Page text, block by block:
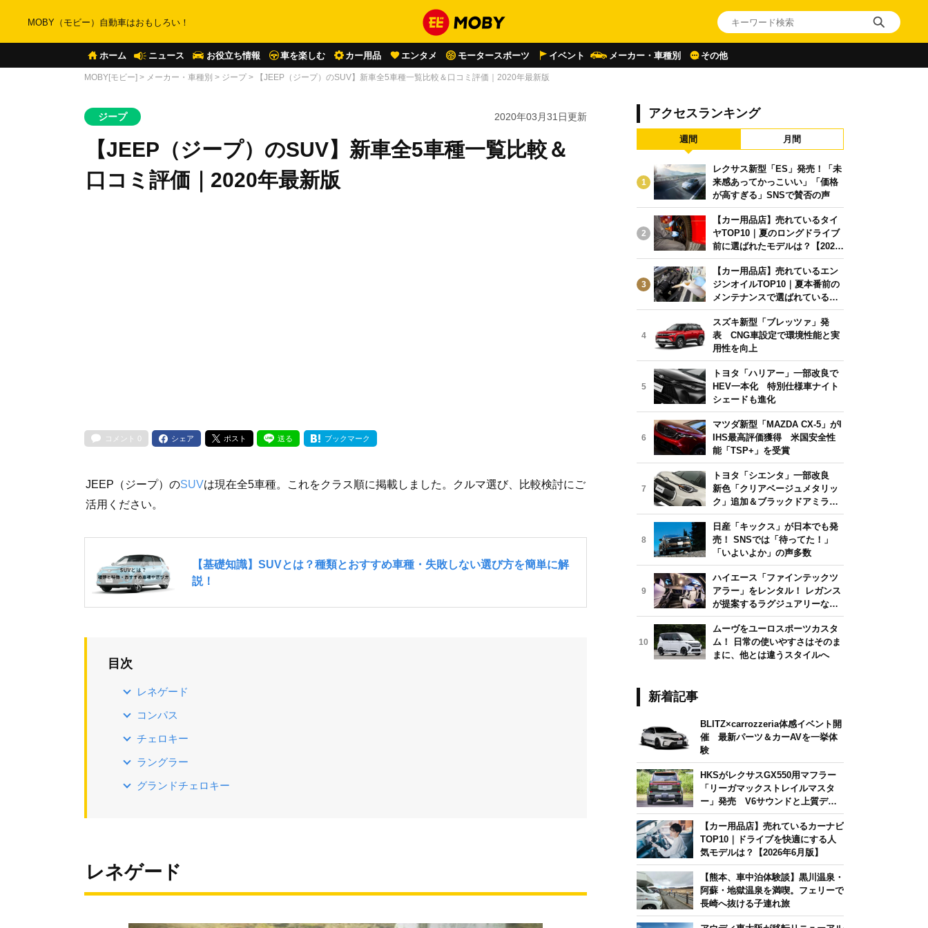
MOBY（モビー）自動車はおもしろい！
ホーム ニュース お役立ち情報 車を楽しむ カー用品 エンタメ モータースポーツ イベント メーカー・車種別 その他
MOBY[モビー] > メーカー・車種別 > ジープ > 【JEEP（ジープ）のSUV】新車全5車種一覧比較＆口コミ評価｜2020年最新版
ジープ 2020年03月31日更新
【JEEP（ジープ）のSUV】新車全5車種一覧比較＆
口コミ評価｜2020年最新版
コメント 0 シェア ポスト 送る ブックマーク
JEEP（ジープ）のSUVは現在全5車種。これをクラス順に掲載しました。クルマ選び、比較検討にご
活用ください。
目次
レネゲード
コンパス
チェロキー
ラングラー
グランドチェロキー
レネゲード
アクセスランキング
週間 月間
1
レクサス新型「ES」発売！「未
来感あってかっこいい」「価格
が高すぎる」SNSで賛否の声
2
【カー用品店】売れているタイ
ヤTOP10｜夏のロングドライブ
前に選ばれたモデルは？【2026
年6月版】
3
【カー用品店】売れているエン
ジンオイルTOP10｜夏本番前の
メンテナンスで選ばれている人
気モデルは？【2026年6月版】
4
スズキ新型「ブレッツァ」発
表 CNG車設定で環境性能と実
用性を向上
5
トヨタ「ハリアー」一部改良で
HEV一本化 特別仕様車ナイト
シェードも進化
6
マツダ新型「MAZDA CX-5」がI
IHS最高評価獲得 米国安全性
能「TSP+」を受賞
7
トヨタ「シエンタ」一部改良
新色「クリアベージュメタリッ
ク」追加＆ブラックドアミラー
採用
8
日産「キックス」が日本でも発
売！ SNSでは「待ってた！」
「いよいよか」の声多数
9
ハイエース「ファインテックツ
アラー」をレンタル！ レガンス
が提案するラグジュアリーな移
動体験
10
ムーヴをユーロスポーツカスタ
ム！ 日常の使いやすさはそのま
まに、他とは違うスタイルへ
新着記事
BLITZ×carrozzeria体感イベント開
催 最新パーツ＆カーAVを一挙体
験
HKSがレクサスGX550用マフラー
「リーガマックストレイルマスタ
ー」発売 V6サウンドと上質デザ
インを両立
【カー用品店】売れているカーナビ
TOP10｜ドライブを快適にする人
気モデルは？【2026年6月版】
【熊本、車中泊体験談】黒川温泉・
阿蘇・地獄温泉を満喫。フェリーで
長崎へ抜ける子連れ旅